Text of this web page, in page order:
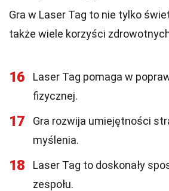
Gra w Laser Tag to nie tylko
także wiele korzyści
16
Laser Tag pomaga w
fizycznej.
17
Gra rozwija umiejętności
myślenia.
18
Laser Tag to doskonały
zespołu.